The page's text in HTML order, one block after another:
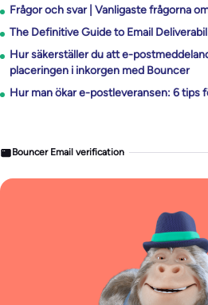
Frågor och svar | Vanligaste frågorna
The Definitive Guide to Email
Hur säkerställer du att e-
placeringen i inkorgen med Bouncer
Hur man ökar e-postleveransen: 6 tips
Bouncer Email verification